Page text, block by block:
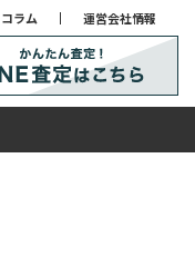
コラム 運営会社情報